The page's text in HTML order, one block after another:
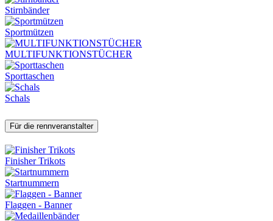
Stirnbänder
Sportmützen
MULTIFUNKTIONSTÜCHER
Sporttaschen
Schals
Für die rennveranstalter
Finisher Trikots
Startnummern
Flaggen - Banner